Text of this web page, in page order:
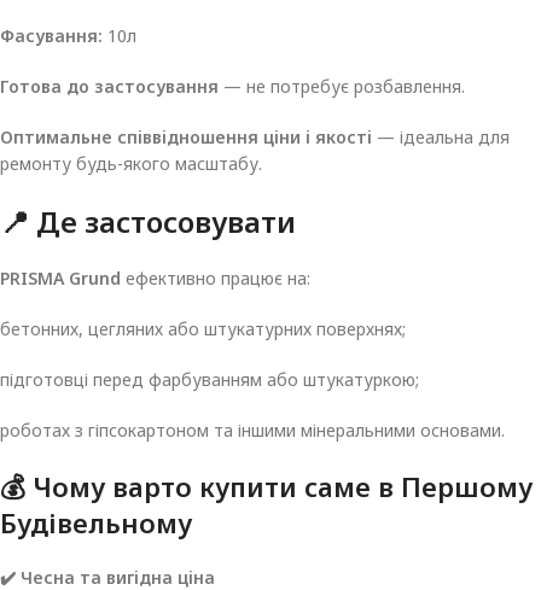
Фасування: 10л
Готова до застосування — не потребує розбавлення.
Оптимальне співвідношення ціни і якості — ідеальна для
ремонту будь-якого масштабу.
📍 Де застосовувати
PRISMA Grund ефективно працює на:
бетонних, цегляних або штукатурних поверхнях;
підготовці перед фарбуванням або штукатуркою;
роботах з гіпсокартоном та іншими мінеральними основами.
💰 Чому варто купити саме в Першому
Будівельному
✔️ Чесна та вигідна ціна